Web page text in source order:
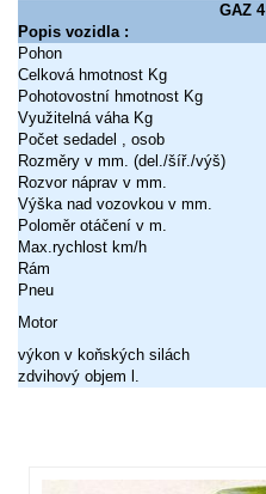
GAZ 4
Popis vozidla :
Pohon
Celková hmotnost Kg
Pohotovostní hmotnost Kg
Využitelná váha Kg
Počet sedadel , osob
Rozměry v mm. (del./šíř./výš)
Rozvor náprav v mm.
Výška nad vozovkou v mm.
Poloměr otáčení v m.
Max.rychlost km/h
Rám
Pneu
Motor
výkon v koňských silách
zdvihový objem l.